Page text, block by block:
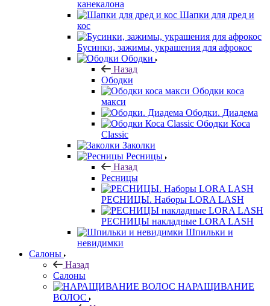
канекалона
Шапки для дред и
кос
Бусинки, зажимы, украшения для афрокос
Ободки
Назад
Ободки
Ободки коса
макси
Ободки. Диадема
Ободки Коса
Classic
Заколки
Ресницы
Назад
Ресницы
РЕСНИЦЫ. Наборы LORA LASH
РЕСНИЦЫ накладные LORA LASH
Шпильки и
невидимки
Салоны
Назад
Салоны
НАРАЩИВАНИЕ
ВОЛОС